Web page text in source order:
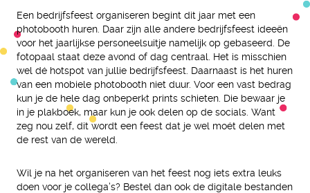
Een bedrijfsfeest organiseren begint dit jaar met een
photobooth huren. Daar zijn alle andere bedrijfsfeest ideeën
voor het jaarlijkse personeelsuitje namelijk op gebaseerd. De
fotopaal staat deze avond of dag centraal. Het is misschien
wel dé hotspot van jullie bedrijfsfeest. Daarnaast is het huren
van een mobiele photobooth niet duur. Voor een vast bedrag
kun je de hele dag onbeperkt prints schieten. Die bewaar je
in je plakboek, maar kun je ook delen op de socials. Want
zeg nou zelf, dit wordt een feest dat je wel moét delen met
de rest van de wereld.
Wil je na het organiseren van het feest nog iets extra leuks
doen voor je collega’s? Bestel dan ook de digitale bestanden